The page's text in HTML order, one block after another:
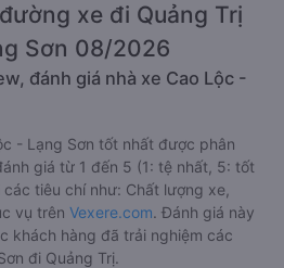
xe đi Quảng Trị
Sơn 08/2026
đánh giá nhà xe Cao Lộc -
- Lạng Sơn tốt nhất được phân
giá từ 1 đến 5 (1: tệ nhất, 5: tốt
tiêu chí như: Chất lượng xe,
vụ trên Vexere.com. Đánh giá này
khách hàng đã trải nghiệm các
đi Quảng Trị.